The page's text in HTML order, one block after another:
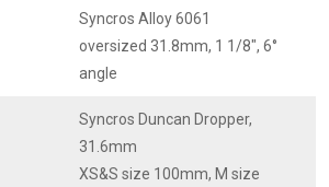
Syncros Alloy 6061
oversized 31.8mm, 1 1/8", 6°
angle
Syncros Duncan Dropper,
31.6mm
XS&S size 100mm, M size